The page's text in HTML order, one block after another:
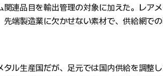
連品目を輸出管理の対象に加えた。レアメ
端製造業に欠かせない素材で、供給網での
ル生産国だが、足元では国内供給を調整し